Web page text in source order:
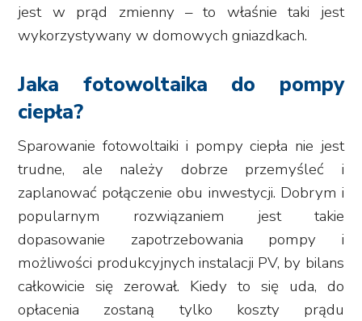
jest w prąd zmienny – to właśnie taki jest
wykorzystywany w domowych gniazdkach.
Jaka fotowoltaika do pompy
ciepła?
Sparowanie fotowoltaiki i pompy ciepła nie jest
trudne, ale należy dobrze przemyśleć i
zaplanować połączenie obu inwestycji. Dobrym i
popularnym rozwiązaniem jest takie
dopasowanie zapotrzebowania pompy i
możliwości produkcyjnych instalacji PV, by bilans
całkowicie się zerował. Kiedy to się uda, do
opłacenia zostaną tylko koszty prądu